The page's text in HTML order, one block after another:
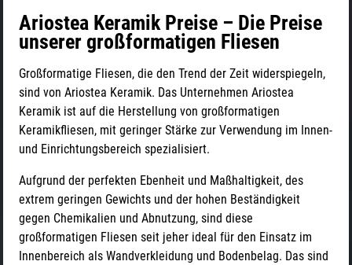
Ariostea Keramik Preise – Die Preise
unserer großformatigen Fliesen
Großformatige Fliesen, die den Trend der Zeit widerspiegeln,
sind von Ariostea Keramik. Das Unternehmen Ariostea
Keramik ist auf die Herstellung von großformatigen
Keramikfliesen, mit geringer Stärke zur Verwendung im Innen-
und Einrichtungsbereich spezialisiert.
Aufgrund der perfekten Ebenheit und Maßhaltigkeit, des
extrem geringen Gewichts und der hohen Beständigkeit
gegen Chemikalien und Abnutzung, sind diese
großformatigen Fliesen seit jeher ideal für den Einsatz im
Innenbereich als Wandverkleidung und Bodenbelag. Das sind